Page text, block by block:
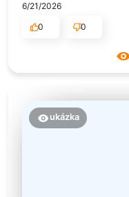
6/21/2026
0
0
ukázka